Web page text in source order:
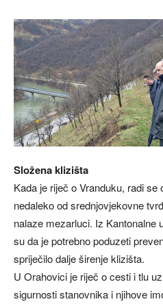
Složena klizišta
Kada je riječ o Vranduku, radi
nedaleko od srednjovjekovne
nalaze mezarluci. Iz Kantonalne
su da je potrebno poduzeti
spriječilo dalje širenje klizišta.
U Orahovici je riječ o cesti i tlu
sigurnosti stanovnika i njihove